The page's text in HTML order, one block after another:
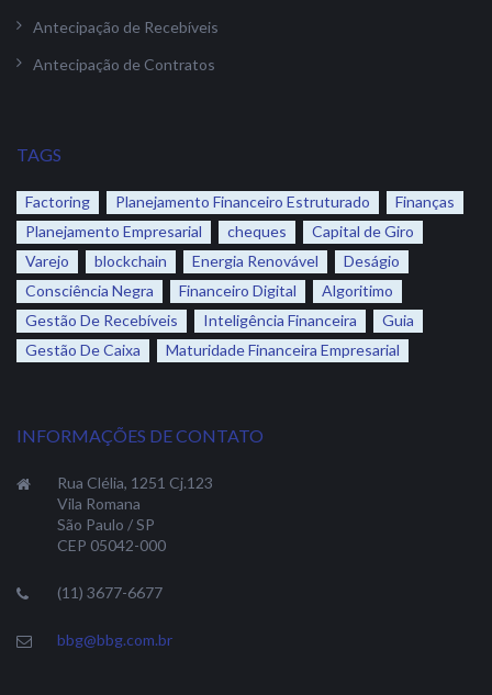
Antecipação de Recebíveis
Antecipação de Contratos
TAGS
Factoring Planejamento Financeiro Estruturado
Finanças
Planejamento Empresarial
cheques
Capital de Giro
Varejo
blockchain Energia Renovável
Deságio
Consciência Negra
Financeiro Digital
Algoritimo
Gestão De Recebíveis
Inteligência Financeira
Guia
Gestão De Caixa
Maturidade Financeira Empresarial
INFORMAÇÕES DE CONTATO
Rua Clélia, 1251 Cj.123
Vila Romana
São Paulo / SP
CEP 05042-000
(11) 3677-6677
bbg@bbg.com.br